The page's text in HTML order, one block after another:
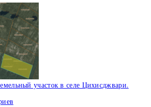
участок в селе Цихисджвари.